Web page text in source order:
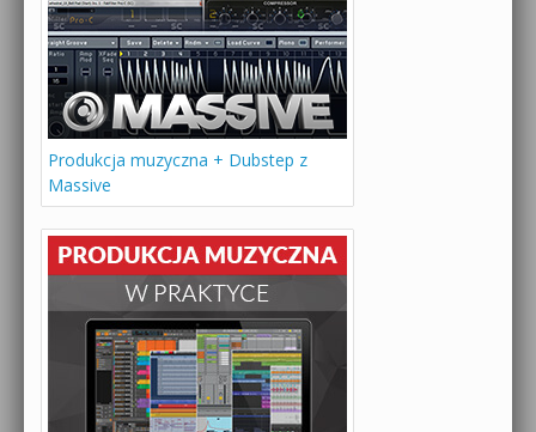
Produkcja muzyczna + Dubstep z
Massive